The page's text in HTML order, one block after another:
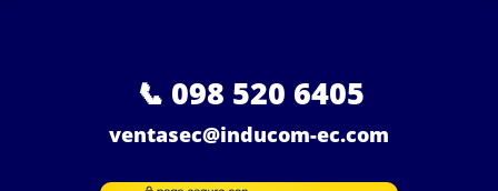
📞 098 520 6405
ventasec@inducom-ec.com